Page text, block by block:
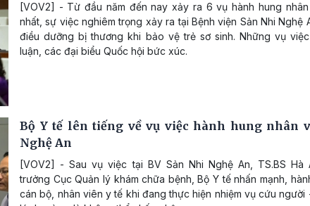
[VOV2] - Từ đầu năm đến nay xảy ra 6 vụ hành hung
nhất, sự việc nghiêm trọng xảy ra tại Bệnh viện Sản Nhi Nghệ
điều dưỡng bị thương khi bảo vệ trẻ sơ sinh. Những vụ
luận, các đại biểu Quốc hội bức xúc.
Bộ Y tế lên tiếng về vụ việc hành hung nhân
Nghệ An
[VOV2] - Sau vụ việc tại BV Sản Nhi Nghệ An, TS.BS Hà
trưởng Cục Quản lý khám chữa bệnh, Bộ Y tế nhấn mạnh,
cán bộ, nhân viên y tế khi đang thực hiện nhiệm vụ cứu